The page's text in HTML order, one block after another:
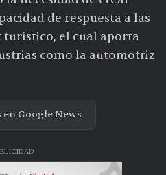
de respuesta a las
turístico, el cual aporta
como la automotriz
en Google News